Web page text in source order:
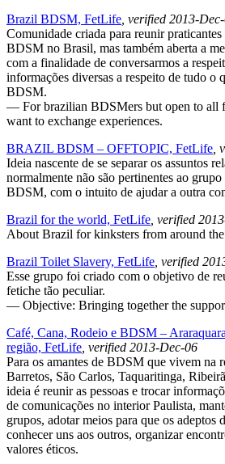
Brazil BDSM, FetLife , verified 2013-
Comunidade criada para reunir
BDSM no Brasil, mas também aberta a
com a finalidade de conversarmos a
informações diversas a respeito de tudo o
BDSM.
— For brazilian BDSMers but open to all
want to exchange experiences.
BRAZIL BDSM – OFFTOPIC, FetLife ,
Ideia nascente de se separar os assuntos
normalmente não são pertinentes ao
BDSM, com o intuito de ajudar a outra
Brazil for the world, FetLife , verified
About Brazil for kinksters from around
Brazil Toilet Slavery, FetLife , verified
Esse grupo foi criado com o objetivo de
fetiche tão peculiar.
— Objective: Bringing together the
Café, Cana, Rodeio e BDSM –
região, FetLife , verified 2013-Dec-06
Para os amantes de BDSM que vivem na
Barretos, São Carlos, Taquaritinga,
ideia é reunir as pessoas e trocar
de comunicações no interior Paulista,
grupos, adotar meios para que os adeptos
conhecer uns aos outros, organizar
valores éticos.